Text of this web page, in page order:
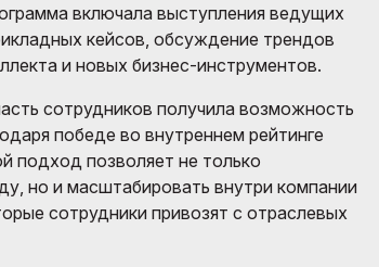
включала выступления ведущих
кейсов, обсуждение трендов
и новых бизнес-инструментов.
сотрудников получила возможность
победе во внутреннем рейтинге
подход позволяет не только
но и масштабировать внутри компании
сотрудники привозят с отраслевых